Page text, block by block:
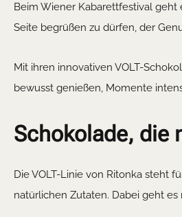
Beim Wiener Kabarettfestival
Seite begrüßen zu dürfen, der
Mit ihren innovativen VOLT-
bewusst genießen, Momente
Schokolade, die
Die VOLT-Linie von Ritonka steht
natürlichen Zutaten. Dabei geht